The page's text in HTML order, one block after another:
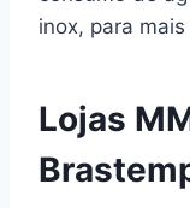
inox, para
Lojas